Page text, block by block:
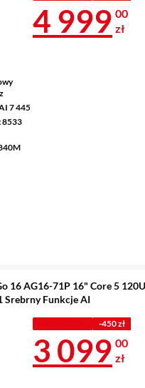
7 445
8533
Cena 4
4 999 00
zł
16 AG16-71P 16" Core 5
Srebrny Funkcje AI
-450 zł
Cena 3
3 099 00
zł